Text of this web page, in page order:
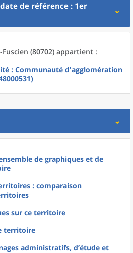
de référence : 1er
Fuscien (80702) appartient :
: Communauté d'agglomération
de graphiques et de
: comparaison
sur ce territoire
territoire
administratifs, d’étude et